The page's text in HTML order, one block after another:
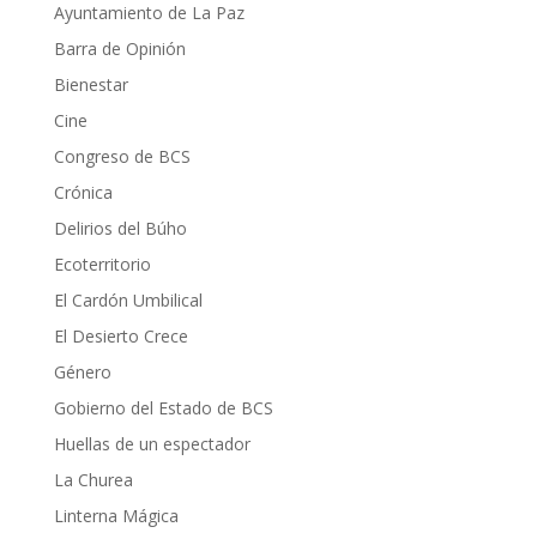
Ayuntamiento de La Paz
Barra de Opinión
Bienestar
Cine
Congreso de BCS
Crónica
Delirios del Búho
Ecoterritorio
El Cardón Umbilical
El Desierto Crece
Género
Gobierno del Estado de BCS
Huellas de un espectador
La Churea
Linterna Mágica